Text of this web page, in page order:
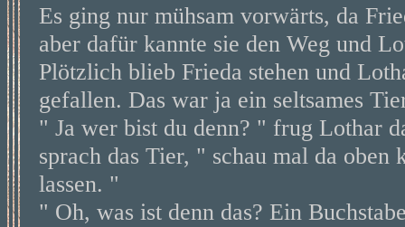
Es ging nur mühsam vorwärts, da
aber dafür kannte sie den Weg und
Plötzlich blieb Frieda stehen und
gefallen. Das war ja ein seltsames
" Ja wer bist du denn? " frug Lothar
sprach das Tier, " schau mal da
lassen. "
" Oh, was ist denn das? Ein